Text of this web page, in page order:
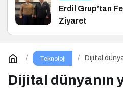
Erdil Grup’tan
Ziyaret
Teknoloji
Dijital
Dijital dünyanın